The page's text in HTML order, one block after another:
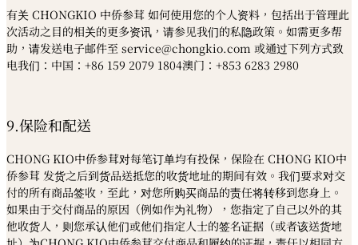
有关 CHONGKIO 中侨参茸 如何使用您的个人资料，包括出于管理此
次活动之目的相关的更多资讯，请参见我们的私隐政策。如需更多帮
助，请发送电子邮件至 service@chongkio.com 或通过下列方式致
电我们：中国：+86 159 2079 1804澳门：+853 6283 2980
9.保险和配送
CHONG KIO中侨参茸对每笔订单均有投保，保险在 CHONG KIO中
侨参茸 发货之后到货品送抵您的收货地址的期间有效。我们要求对交
付的所有商品签收，至此，对您所购买商品的责任将转移到您身上。
如果由于交付商品的原因（例如作为礼物），您指定了自己以外的其
他收货人，则您承认他们或他们指定人士的签名证据（或者该送货地